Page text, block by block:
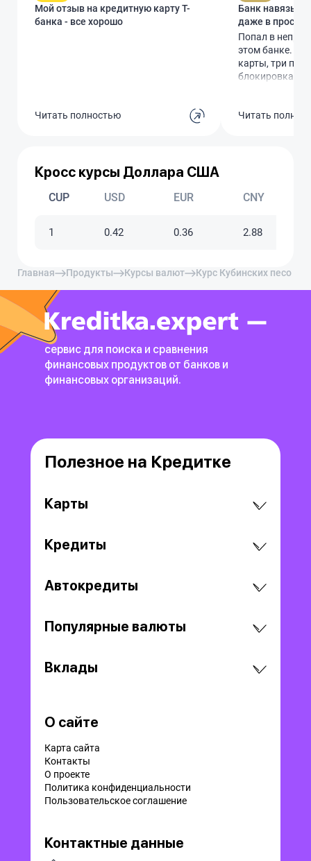
Мой отзыв на кредитную карту Т-
банка - все хорошо
Читать полностью
Банк
даже в
Попал в
этом банке.
карты, три
блокировка.
руках, паспорт
деньги на
такие тарифы.
Читать
Кросс курсы Доллара США
CUP USD EUR CNY
1 0.42 0.36 2.88
Главная Продукты Курсы валют Курс Кубинских песо
сервис для поиска и сравнения
финансовых продуктов от банков и
финансовых организаций.
Полезное на Кредитке
Карты
Кредиты
Автокредиты
Популярные валюты
Вклады
О сайте
Карта сайта
Контакты
О проекте
Политика конфиденциальности
Пользовательское соглашение
Контактные данные